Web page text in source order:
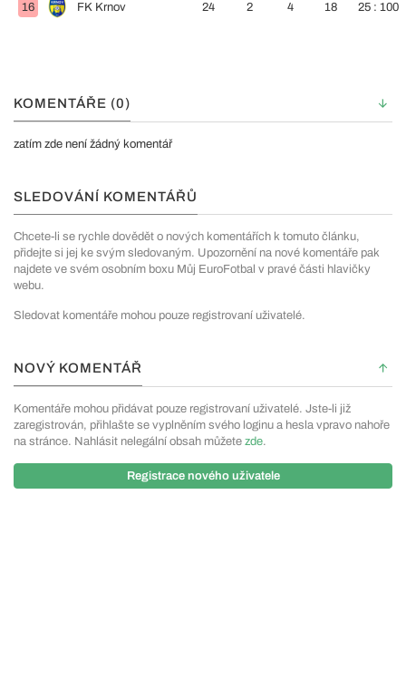
16 FK Krnov 24 2 4 18 25 : 100
KOMENTÁŘE (0)
zatím zde není žádný komentář
SLEDOVÁNÍ KOMENTÁŘŮ
Chcete-li se rychle dovědět o nových komentářích k tomuto článku,
přidejte si jej ke svým sledovaným. Upozornění na nové komentáře pak
najdete ve svém osobním boxu Můj EuroFotbal v pravé části hlavičky
webu.
Sledovat komentáře mohou pouze registrovaní uživatelé.
NOVÝ KOMENTÁŘ
Komentáře mohou přidávat pouze registrovaní uživatelé. Jste-li již
zaregistrován, přihlašte se vyplněním svého loginu a hesla vpravo nahoře
na stránce. Nahlásit nelegální obsah můžete zde.
Registrace nového uživatele